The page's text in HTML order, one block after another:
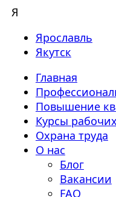
Я
Ярославль
Якутск
Главная
Повышение
Курсы
Охрана труда
О нас
Блог
Вакансии
FAQ